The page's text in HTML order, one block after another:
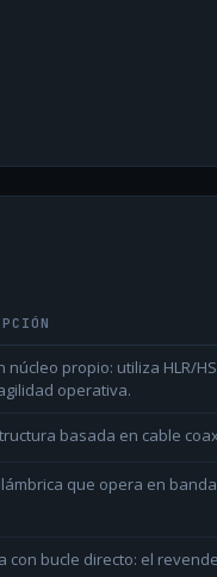
núcleo propio: utiliza HLR/
operativa.
basada en cable
que opera en
con bucle directo: el